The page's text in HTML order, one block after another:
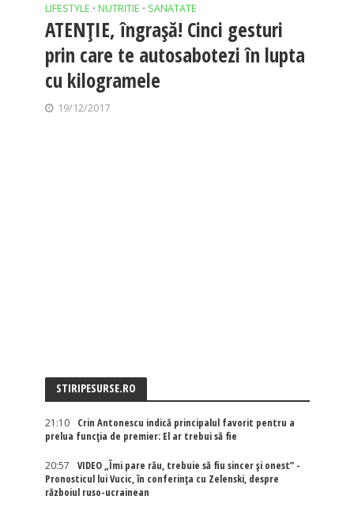
LIFESTYLE • NUTRITIE • SANATATE
ATENŢIE, îngraşă! Cinci gesturi
prin care te autosabotezi în lupta
cu kilogramele
19/12/2017
STIRIPESURSE.RO
21:10
Crin Antonescu indică principalul favorit pentru a
prelua funcția de premier: El ar trebui să fie
20:57
VIDEO „Îmi pare rău, trebuie să fiu sincer și onest” -
Pronosticul lui Vucic, în conferința cu Zelenski, despre
războiul ruso-ucrainean